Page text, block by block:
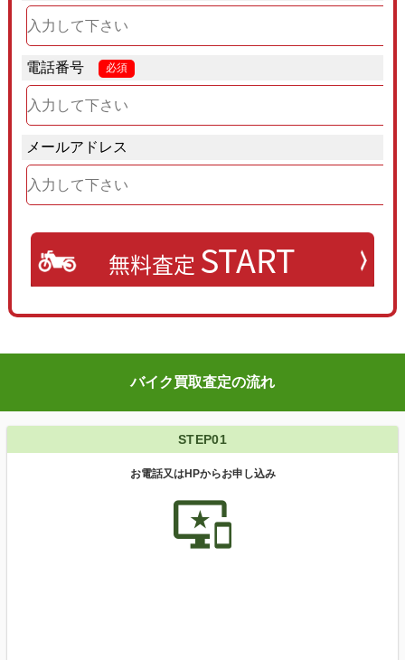
電話番号 必須
メールアドレス
無料査定 START
バイク買取査定の流れ
STEP01
お電話又はHPからお申し込み
important_devices